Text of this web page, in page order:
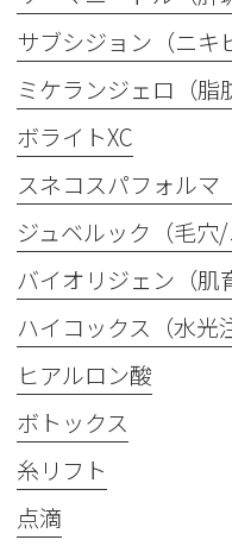
サブシジョン（ニキ
ミケランジェロ（脂
ボライトXC
スネコスパフォルマ
ジュベルック（毛穴/
バイオリジェン（肌
ハイコックス（水光
ヒアルロン酸
ボトックス
糸リフト
点滴